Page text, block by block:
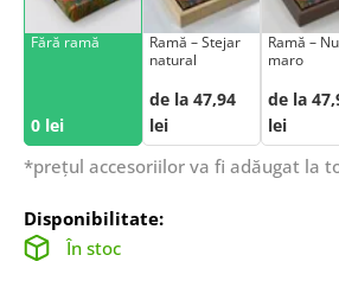
Fără ramă
0 lei
Ramă – Stejar
natural
de la 47,94
lei
Ramă –
maro
de la
lei
*prețul accesoriilor va fi adăugat la
Disponibilitate:
În stoc